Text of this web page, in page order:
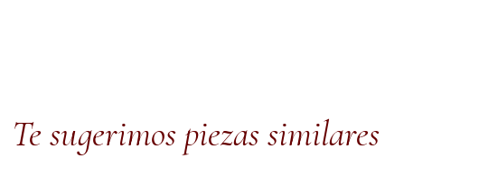
Te sugerimos piezas similares